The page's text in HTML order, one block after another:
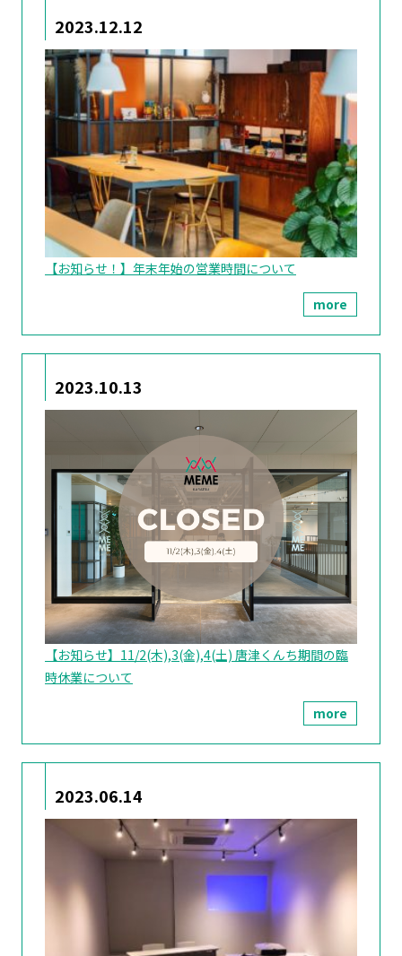
2023.12.12
【お知らせ！】年末年始の営業時間について
more
2023.10.13
【お知らせ】11/2(木),3(金),4(土) 唐津くんち期間の臨
時休業について
more
2023.06.14